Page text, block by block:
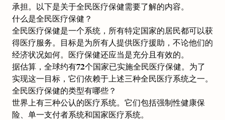
承担。以下是关于全民医疗保健需要了解的内容。
什么是全民医疗保健？
全民医疗保健是一个系统，所有特定国家的居民都可以获
得医疗服务。目标是为所有人提供医疗援助，不论他们的
经济状况如何。医疗保健还应当是充分且有效的。
据估算，全球约有72个国家已实施全民医疗保健。为了
实现这一目标，它们依赖于上述三种全民医疗系统之一。
全民医疗保健的类型有哪些？
世界上有三种公认的医疗系统。它们包括强制性健康保
险、单一支付者系统和国家医疗系统。